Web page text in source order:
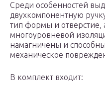
Среди особенностей
двухкомпонентную
тип формы и отверстие,
многоуровневой
намагничены и
механическое
В комплект входит: